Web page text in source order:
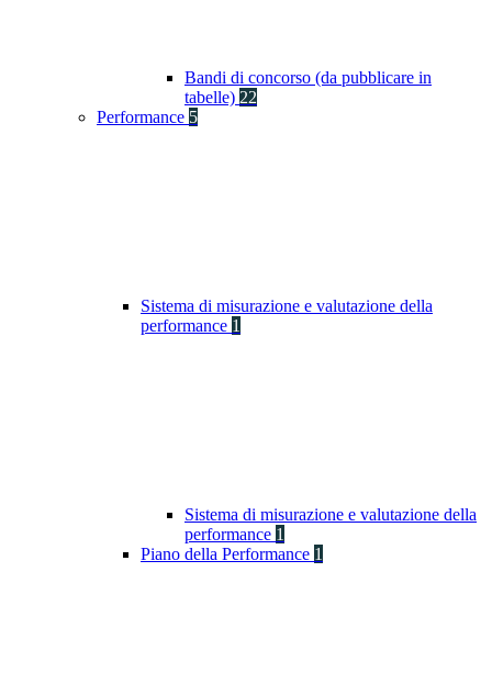
Bandi di concorso (da pubblicare in
tabelle) 22
Performance 5
Sistema di misurazione e valutazione della
performance 1
Sistema di misurazione e valutazione della
performance 1
Piano della Performance 1